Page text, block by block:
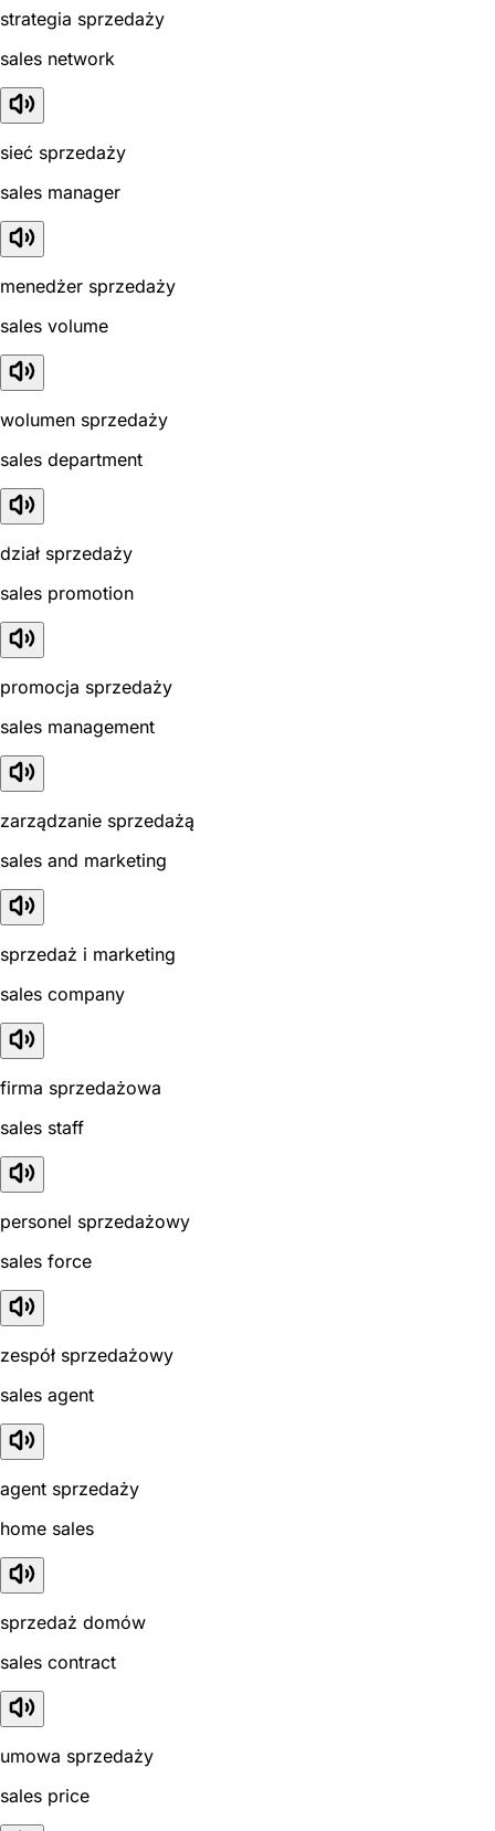
strategia sprzedaży
sales network
sieć sprzedaży
sales manager
menedżer sprzedaży
sales volume
wolumen sprzedaży
sales department
dział sprzedaży
sales promotion
promocja sprzedaży
sales management
zarządzanie sprzedażą
sales and marketing
sprzedaż i marketing
sales company
firma sprzedażowa
sales staff
personel sprzedażowy
sales force
zespół sprzedażowy
sales agent
agent sprzedaży
home sales
sprzedaż domów
sales contract
umowa sprzedaży
sales price